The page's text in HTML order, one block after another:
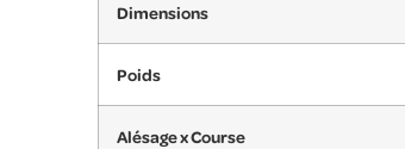
Dimensions
Poids
Alésage x Course